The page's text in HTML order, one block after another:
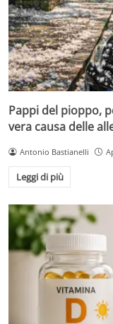
Pappi del pioppo,
vera causa delle
Antonio Bastianelli
Leggi di più